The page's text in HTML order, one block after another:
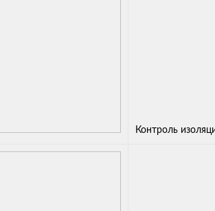
Контроль